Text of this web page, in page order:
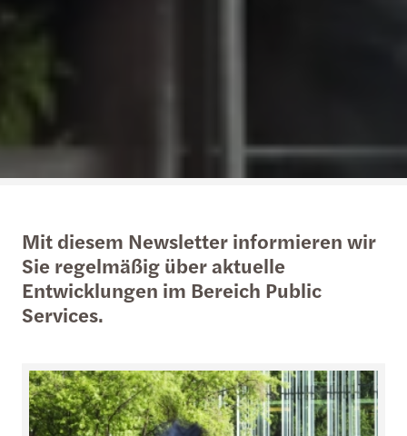
Mit diesem Newsletter informieren wir
Sie regelmäßig über aktuelle
Entwicklungen im Bereich Public
Services.